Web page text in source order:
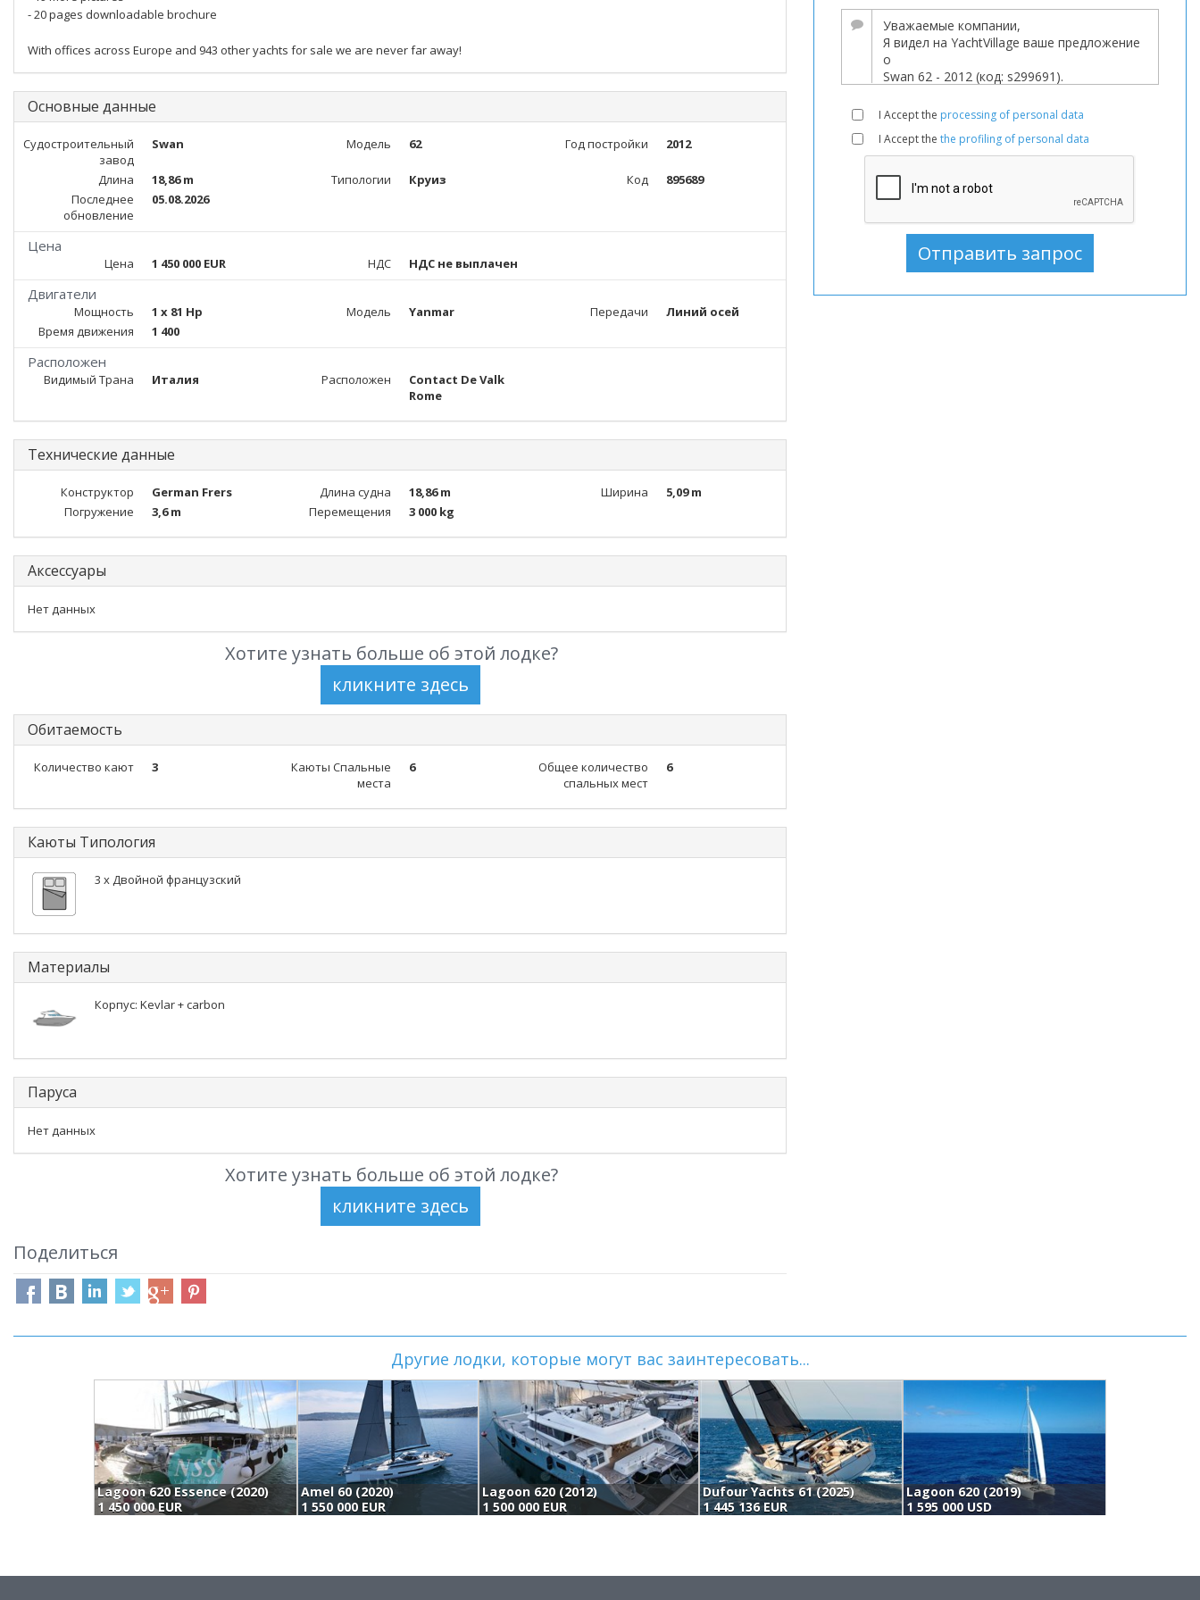
Парусные
лодки
продаже,
Парусные
лодки
используемый,
Парусные
В
продаже,
- 20 pages downloadable brochure
With offices across Europe and 943 other yachts for sale we are never far away!
Основные данные
Судостроительный
завод
Swan Модель 62 Год постройки 2012
Длина 18,86 m Типологии Круиз Код
895689
Последнее
обновление
05.08.2026
Цена
Цена 1 450 000 EUR НДС НДС не выплачен
Двигатели
Мощность 1 x 81 Hp Модель Yanmar Передачи
Линий осей
Время движения
1 400
Расположен
Видимый Трана Италия Расположен
Contact De Valk
Rome
Технические данные
Конструктор German Frers Длина судна 18,86 m Ширина
5,09 m
Погружение
3,6 m Перемещения 3 000 kg
Аксессуары
Нет данных
Хотите узнать больше об этой лодке?
Обитаемость
Количество кают 3
Каюты Спальные
места
6
Общее количество
спальных мест
6
Каюты Типология
3 x Двойной французский
Материалы
Корпус: Kevlar + carbon
Паруса
Нет данных
Хотите узнать больше об этой лодке?
Поделиться
I Accept the processing of personal data
I Accept the the profiling of personal data
Другие лодки, которые могут вас заинтересовать...
Lagoon 620 Essence (2020)
1 450 000 EUR
Amel 60 (2020)
1 550 000 EUR
Lagoon 620 (2012)
1 500 000 EUR
Dufour Yachts 61 (2025)
1 445 136 EUR
Lagoon 620 (2019)
1 595 000 USD